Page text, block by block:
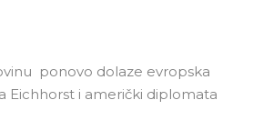
ponovo dolaze evropska
Eichhorst i američki diplomata